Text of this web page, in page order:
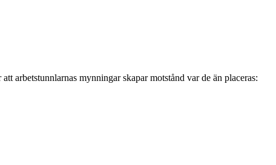
arbetstunnlarnas mynningar skapar motstånd var de än placeras: